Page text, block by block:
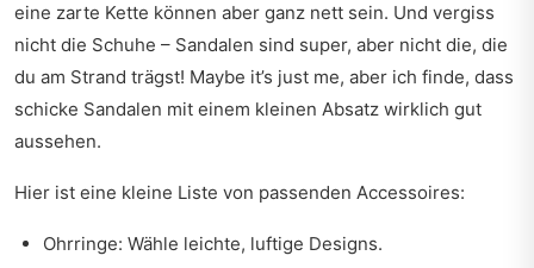
eine zarte Kette können aber ganz nett sein. Und vergiss
nicht die Schuhe – Sandalen sind super, aber nicht die, die
du am Strand trägst! Maybe it’s just me, aber ich finde, dass
schicke Sandalen mit einem kleinen Absatz wirklich gut
aussehen.
Hier ist eine kleine Liste von passenden Accessoires:
Ohrringe: Wähle leichte, luftige Designs.